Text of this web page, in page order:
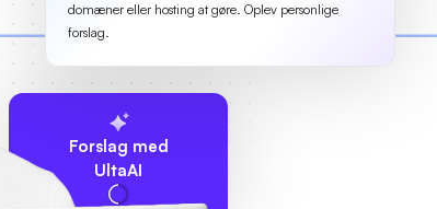
domæner eller hosting at gøre. Oplev personlige
forslag.
Forslag med
UltaAI